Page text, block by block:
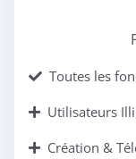
Toutes les
Utilisateurs
Création &